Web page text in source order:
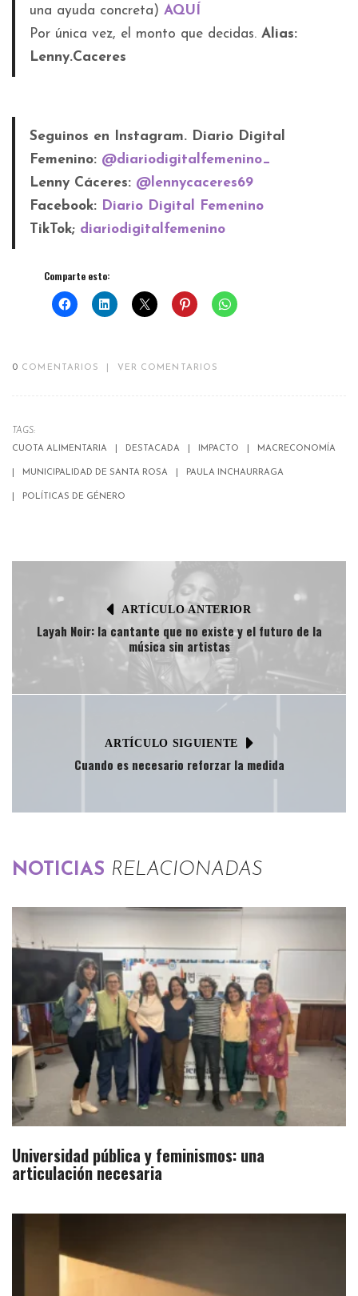
una ayuda concreta) AQUÍ
Por única vez, el monto que decidas. Alias:
Lenny.Caceres
Seguinos en Instagram. Diario Digital
Femenino: @diariodigitalfemenino_
Lenny Cáceres: @lennycaceres69
Facebook: Diario Digital Femenino
TikTok; diariodigitalfemenino
Comparte esto:
0 COMENTARIOS VER COMENTARIOS
TAGS:
CUOTA ALIMENTARIA
DESTACADA IMPACTO MACRECONOMÍA
MUNICIPALIDAD DE SANTA ROSA PAULA INCHAURRAGA
POLÍTICAS DE GÉNERO
ARTÍCULO ANTERIOR
Layah Noir: la cantante que no existe y el futuro de la
música sin artistas
ARTÍCULO SIGUIENTE
Cuando es necesario reforzar la medida
NOTICIAS RELACIONADAS
Universidad pública y feminismos: una
articulación necesaria